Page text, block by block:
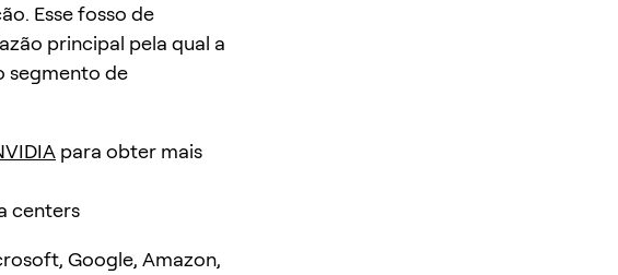
Esse fosso de
principal pela qual a
segmento de
para obter mais
centers
Google, Amazon,